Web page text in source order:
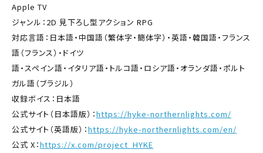
Apple TV
ジャンル：2D 見下ろし型アクション RPG
対応言語：日本語・中国語（繁体字・簡体字）・英語・韓国語・フランス
語（フランス）・ドイツ
語・スペイン語・イタリア語・トルコ語・ロシア語・オランダ語・ポルト
ガル語（ブラジル）
収録ボイス：日本語
公式サイト（日本語版）：https://hyke-northernlights.com/
公式サイト（英語版）：https://hyke-northernlights.com/en/
公式 X：https://x.com/project_HYKE